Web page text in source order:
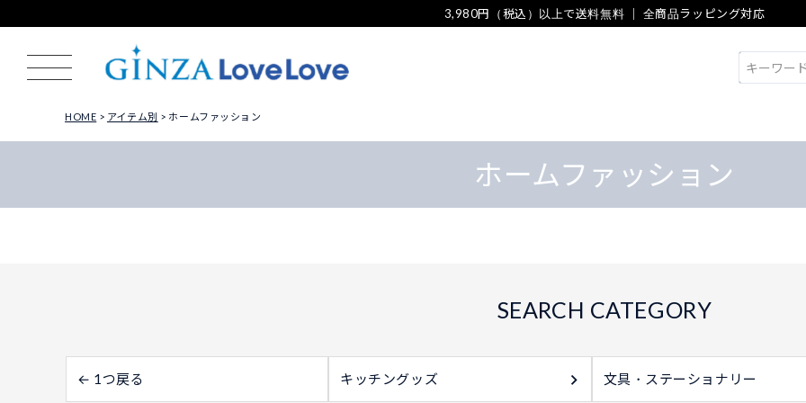
3,980円（税込）以上で送料無料 ｜ 全商品ラッピング対応
HOME アイテム別 ホームファッション
ホームファッション
← 1つ戻る キッチングッズ 文具・ステーショナリー